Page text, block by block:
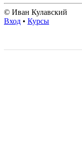
© Иван Кулавский
Вход • Курсы